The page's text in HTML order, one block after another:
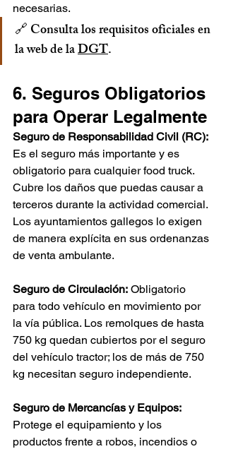
necesarias.
🔗 Consulta los requisitos oficiales en
la web de la DGT.
6. Seguros Obligatorios
para Operar Legalmente
Seguro de Responsabilidad Civil (RC):
Es el seguro más importante y es
obligatorio para cualquier food truck.
Cubre los daños que puedas causar a
terceros durante la actividad comercial.
Los ayuntamientos gallegos lo exigen
de manera explícita en sus ordenanzas
de venta ambulante.
Seguro de Circulación: Obligatorio
para todo vehículo en movimiento por
la vía pública. Los remolques de hasta
750 kg quedan cubiertos por el seguro
del vehículo tractor; los de más de 750
kg necesitan seguro independiente.
Seguro de Mercancías y Equipos:
Protege el equipamiento y los
productos frente a robos, incendios o